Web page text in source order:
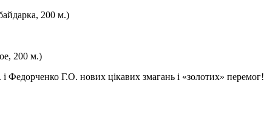
200 м.)
200 м.)
Г.О. нових цікавих змагань і «золотих» перемог!